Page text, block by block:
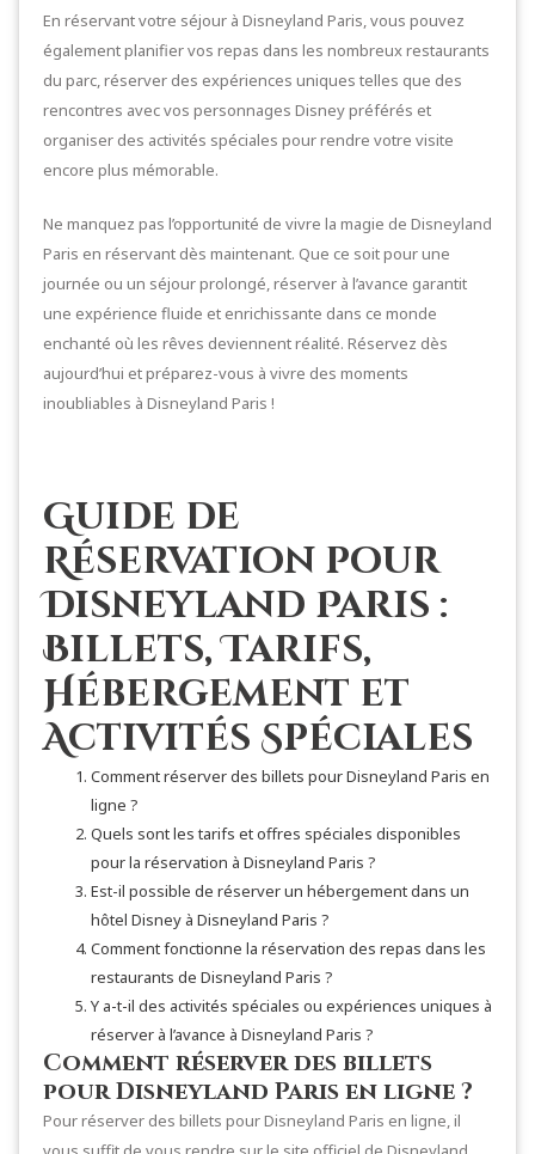
En réservant votre séjour à Disneyland Paris, vous pouvez
également planifier vos repas dans les nombreux restaurants
du parc, réserver des expériences uniques telles que des
rencontres avec vos personnages Disney préférés et
organiser des activités spéciales pour rendre votre visite
encore plus mémorable.
Ne manquez pas l’opportunité de vivre la magie de Disneyland
Paris en réservant dès maintenant. Que ce soit pour une
journée ou un séjour prolongé, réserver à l’avance garantit
une expérience fluide et enrichissante dans ce monde
enchanté où les rêves deviennent réalité. Réservez dès
aujourd’hui et préparez-vous à vivre des moments
inoubliables à Disneyland Paris !
Guide de
Réservation pour
Disneyland Paris :
Billets, Tarifs,
Hébergement et
Activités Spéciales
Comment réserver des billets pour Disneyland Paris en
ligne ?
Quels sont les tarifs et offres spéciales disponibles
pour la réservation à Disneyland Paris ?
Est-il possible de réserver un hébergement dans un
hôtel Disney à Disneyland Paris ?
Comment fonctionne la réservation des repas dans les
restaurants de Disneyland Paris ?
Y a-t-il des activités spéciales ou expériences uniques à
réserver à l’avance à Disneyland Paris ?
Comment réserver des billets
pour Disneyland Paris en ligne ?
Pour réserver des billets pour Disneyland Paris en ligne, il